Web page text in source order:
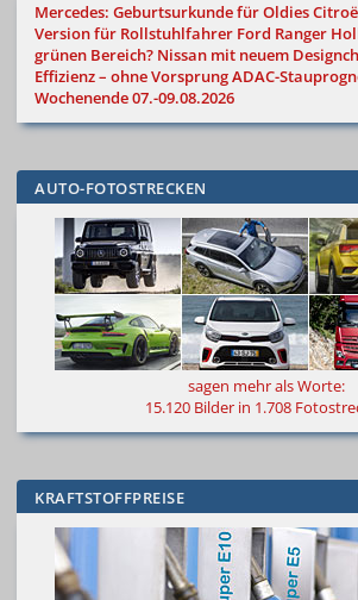
Mercedes: Geburtsurkunde für Oldies
Version für Rollstuhlfahrer Ford Ranger
grünen Bereich? Nissan mit neuem
Effizienz – ohne VorsprungADAC-
Wochenende 07.-09.08.2026
AUTO-FOTOSTRECKEN
sagen mehr als Worte:
15.120 Bilder in 1.708
KRAFTSTOFFPREISE